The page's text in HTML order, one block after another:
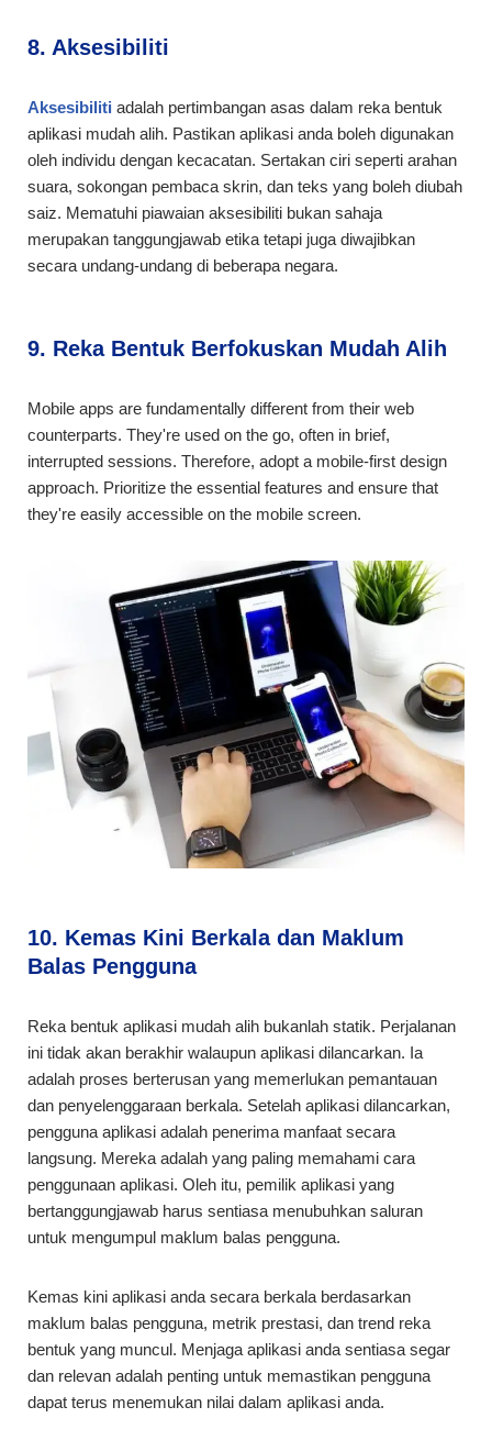
8. Aksesibiliti
Aksesibiliti adalah pertimbangan asas dalam reka bentuk
aplikasi mudah alih. Pastikan aplikasi anda boleh digunakan
oleh individu dengan kecacatan. Sertakan ciri seperti arahan
suara, sokongan pembaca skrin, dan teks yang boleh diubah
saiz. Mematuhi piawaian aksesibiliti bukan sahaja
merupakan tanggungjawab etika tetapi juga diwajibkan
secara undang-undang di beberapa negara.
9. Reka Bentuk Berfokuskan Mudah Alih
Mobile apps are fundamentally different from their web
counterparts. They're used on the go, often in brief,
interrupted sessions. Therefore, adopt a mobile-first design
approach. Prioritize the essential features and ensure that
they're easily accessible on the mobile screen.
10. Kemas Kini Berkala dan Maklum
Balas Pengguna
Reka bentuk aplikasi mudah alih bukanlah statik. Perjalanan
ini tidak akan berakhir walaupun aplikasi dilancarkan. Ia
adalah proses berterusan yang memerlukan pemantauan
dan penyelenggaraan berkala. Setelah aplikasi dilancarkan,
pengguna aplikasi adalah penerima manfaat secara
langsung. Mereka adalah yang paling memahami cara
penggunaan aplikasi. Oleh itu, pemilik aplikasi yang
bertanggungjawab harus sentiasa menubuhkan saluran
untuk mengumpul maklum balas pengguna.
Kemas kini aplikasi anda secara berkala berdasarkan
maklum balas pengguna, metrik prestasi, dan trend reka
bentuk yang muncul. Menjaga aplikasi anda sentiasa segar
dan relevan adalah penting untuk memastikan pengguna
dapat terus menemukan nilai dalam aplikasi anda.